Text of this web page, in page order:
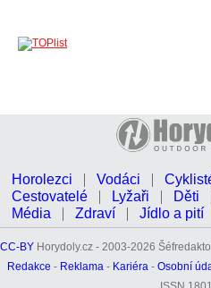
Horolezci Vodáci
Cestovatelé
Lyžaři Děti
Média
Zdraví Jídlo a pití
CC-BY Horydoly.cz - 2003-2026
Redakce - Reklama- Kariéra- Osobní